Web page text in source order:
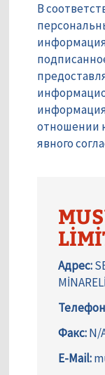
В
отношении
явного
Адрес:
Факс:N/
E-Mail: